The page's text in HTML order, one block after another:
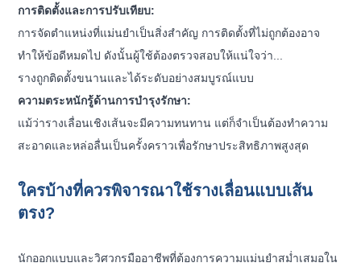
การติดตั้งและการปรับเทียบ:
การจัดตำแหน่งที่แม่นยำเป็นสิ่งสำคัญ การติดตั้งที่ไม่ถูกต้องอาจ
ทำให้ข้อดีหมดไป ดังนั้นผู้ใช้ต้องตรวจสอบให้แน่ใจว่า...
รางถูกติดตั้งขนานและได้ระดับอย่างสมบูรณ์แบบ
ความตระหนักรู้ด้านการบำรุงรักษา:
แม้ว่ารางเลื่อนเชิงเส้นจะมีความทนทาน แต่ก็จำเป็นต้องทำความ
สะอาดและหล่อลื่นเป็นครั้งคราวเพื่อรักษาประสิทธิภาพสูงสุด
ใครบ้างที่ควรพิจารณาใช้รางเลื่อนแบบเส้น
ตรง?
นักออกแบบและวิศวกรมืออาชีพที่ต้องการความแม่นยำสม่ำเสมอใน